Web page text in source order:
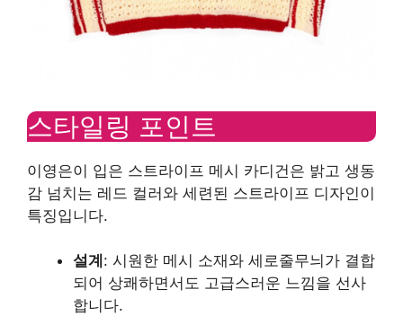
스타일링 포인트
이영은이 입은 스트라이프 메시 카디건은 밝고 생동
감 넘치는 레드 컬러와 세련된 스트라이프 디자인이
특징입니다.
설계 : 시원한 메시 소재와 세로줄무늬가 결합
되어 상쾌하면서도 고급스러운 느낌을 선사
합니다.